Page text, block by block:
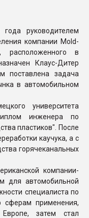
ПЕРЕЙТИ НА
руководителем
компании Mold-
расположенного в
Клаус-Дитер
поставлена задача
в автомобильном
университета
инженера по
пластиков". После
каучука, а с
горячеканальных
компании-
для автомобильной
специалиста по
сферам применения,
затем стал